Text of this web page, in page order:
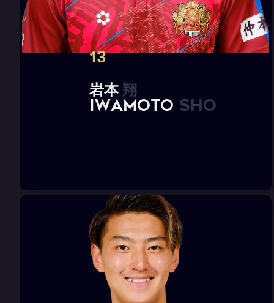
13
岩本 翔
IWAMOTO Sho